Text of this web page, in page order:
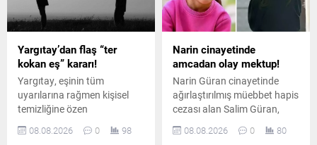
Yargıtay’dan flaş “ter
kokan eş” kararı!
Yargıtay, eşinin tüm
uyarılarına rağmen kişisel
temizliğine özen
göstermeyen ve sürekli ter
koktuğu belirtilen erkeği
08.08.2026 0 98
Narin cinayetinde
amcadan olay mektup!
Narin Güran cinayetinde
ağırlaştırılmış müebbet hapis
cezası alan Salim Güran,
cezaevinden yazdığı
mektupta suçsuz olduğunu
08.08.2026 0 80